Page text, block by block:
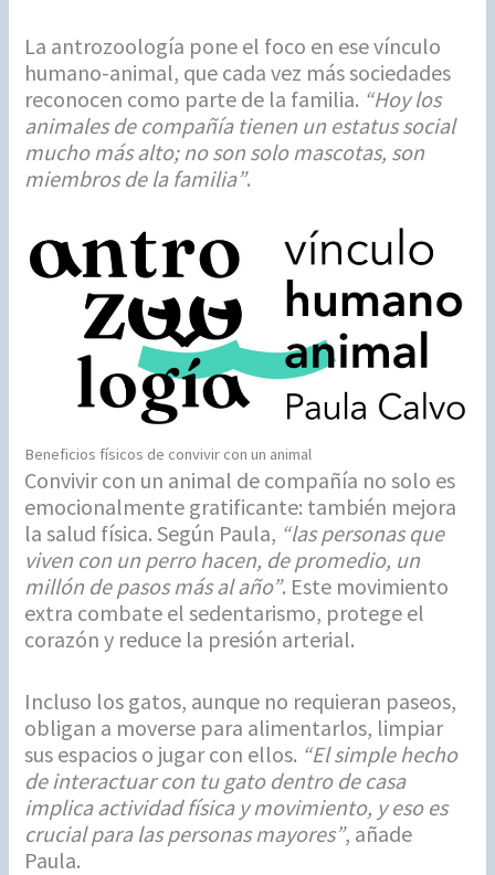
La antrozoología pone el foco en ese vínculo
humano-animal, que cada vez más sociedades
reconocen como parte de la familia. “Hoy los
animales de compañía tienen un estatus social
mucho más alto; no son solo mascotas, son
miembros de la familia”.
Beneficios físicos de convivir con un animal
Convivir con un animal de compañía no solo es
emocionalmente gratificante: también mejora
la salud física. Según Paula, “las personas que
viven con un perro hacen, de promedio, un
millón de pasos más al año”. Este movimiento
extra combate el sedentarismo, protege el
corazón y reduce la presión arterial.
Incluso los gatos, aunque no requieran paseos,
obligan a moverse para alimentarlos, limpiar
sus espacios o jugar con ellos. “El simple hecho
de interactuar con tu gato dentro de casa
implica actividad física y movimiento, y eso es
crucial para las personas mayores”, añade
Paula.